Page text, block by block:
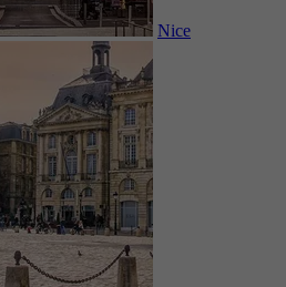
Nice